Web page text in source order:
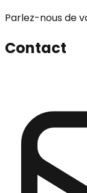
Parlez-nous de
Contact